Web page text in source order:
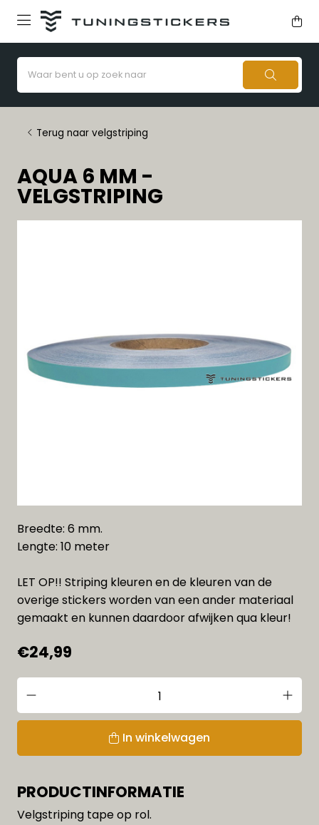
Terug naar velgstriping
AQUA 6 MM -
VELGSTRIPING
Breedte: 6 mm.
Lengte: 10 meter
LET OP!! Striping kleuren en de kleuren van de
overige stickers worden van een ander materiaal
gemaakt en kunnen daardoor afwijken qua kleur!
€24,99
In winkelwagen
PRODUCTINFORMATIE
Velgstriping tape op rol.